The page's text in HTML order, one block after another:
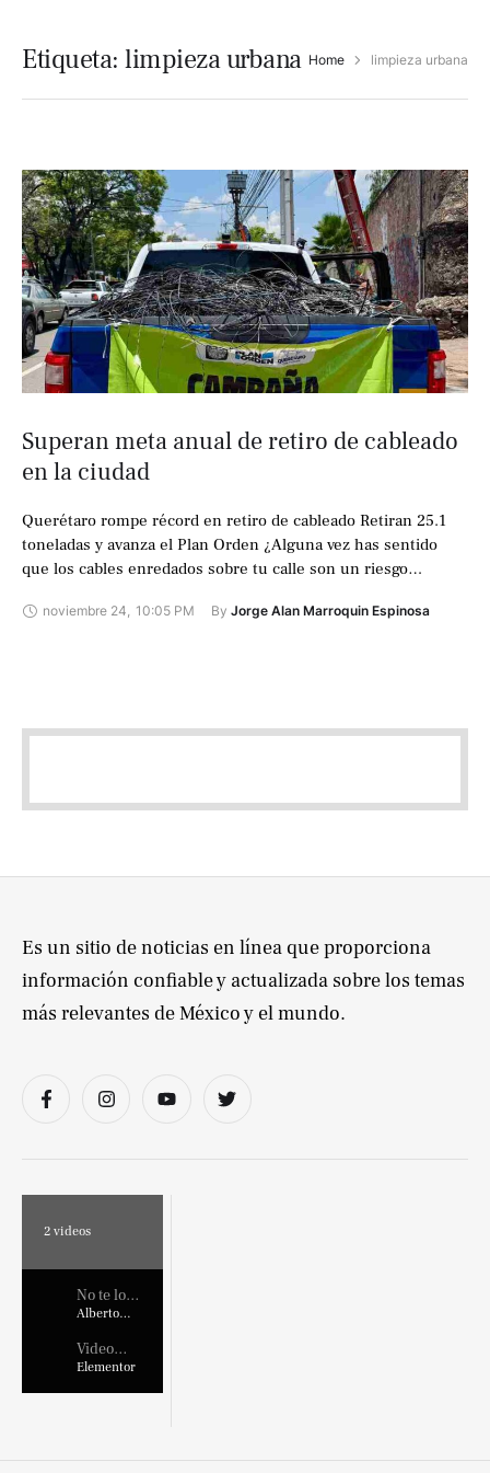
Etiqueta: limpieza urbana Home limpieza urbana
Superan meta anual de retiro de cableado
en la ciudad
Querétaro rompe récord en retiro de cableado Retiran 25.1
toneladas y avanza el Plan Orden ¿Alguna vez has sentido
que los cables enredados sobre tu calle son un riesgo
noviembre 24, 10:05 PM By Jorge Alan Marroquin Espinosa
2 videos
No te lo
pierdas !
Alberto
Video
Placehold
Elementor
Es un sitio de noticias en línea que proporciona
información confiable y actualizada sobre los temas
más relevantes de México y el mundo.